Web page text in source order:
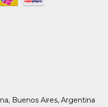
Buenos Aires, Argentina